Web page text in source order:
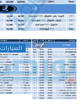
السيارات